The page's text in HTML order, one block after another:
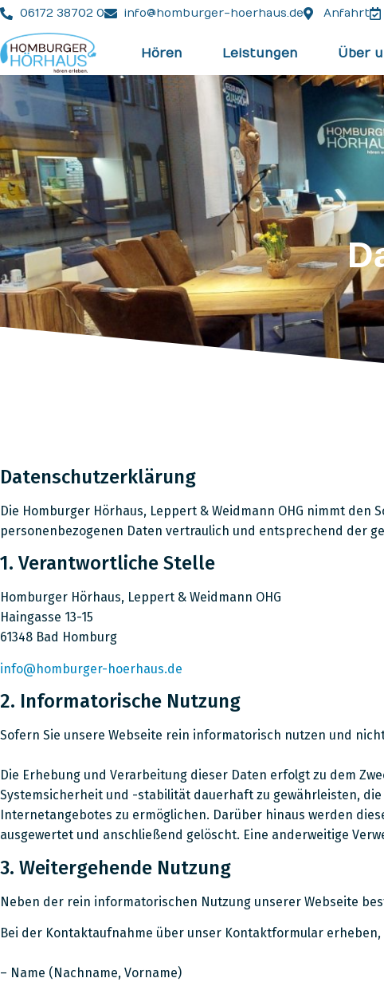
06172 38702 0 info@homburger-hoerhaus.de Anfahrt
Hören Leistungen Über
Datenschutzerklärung
Die Homburger Hörhaus, Leppert & Weidmann OHG nimmt
personenbezogenen Daten vertraulich und entsprechend der
1. Verantwortliche Stelle
Homburger Hörhaus, Leppert & Weidmann OHG
Haingasse 13-15
61348 Bad Homburg
info@homburger-hoerhaus.de
2. Informatorische Nutzung
Sofern Sie unsere Webseite rein informatorisch nutzen und
Die Erhebung und Verarbeitung dieser Daten erfolgt zu dem
Systemsicherheit und -stabilität dauerhaft zu gewährleisten,
Internetangebotes zu ermöglichen. Darüber hinaus werden
ausgewertet und anschließend gelöscht. Eine anderweitige
3. Weitergehende Nutzung
Neben der rein informatorischen Nutzung unserer Webseite
Bei der Kontaktaufnahme über unser Kontaktformular
– Name (Nachname, Vorname)